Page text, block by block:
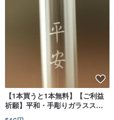
【1本買うと1本無料】【ご利益
祈願】平和・手彫りガラススト